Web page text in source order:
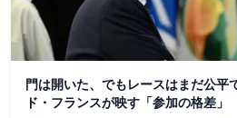
門は開いた、でもレースはまだ公
ド・フランスが映す「参加の格差」